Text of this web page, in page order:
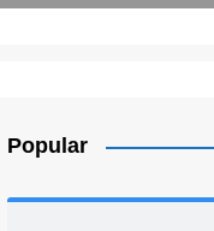
Popular